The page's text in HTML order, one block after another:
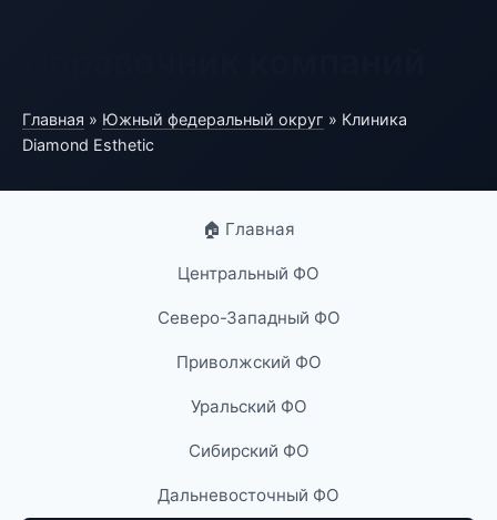
Главная » Южный федеральный округ » Клиника
Diamond Esthetic
🏠 Главная
Центральный ФО
Северо-Западный ФО
Приволжский ФО
Уральский ФО
Сибирский ФО
Дальневосточный ФО